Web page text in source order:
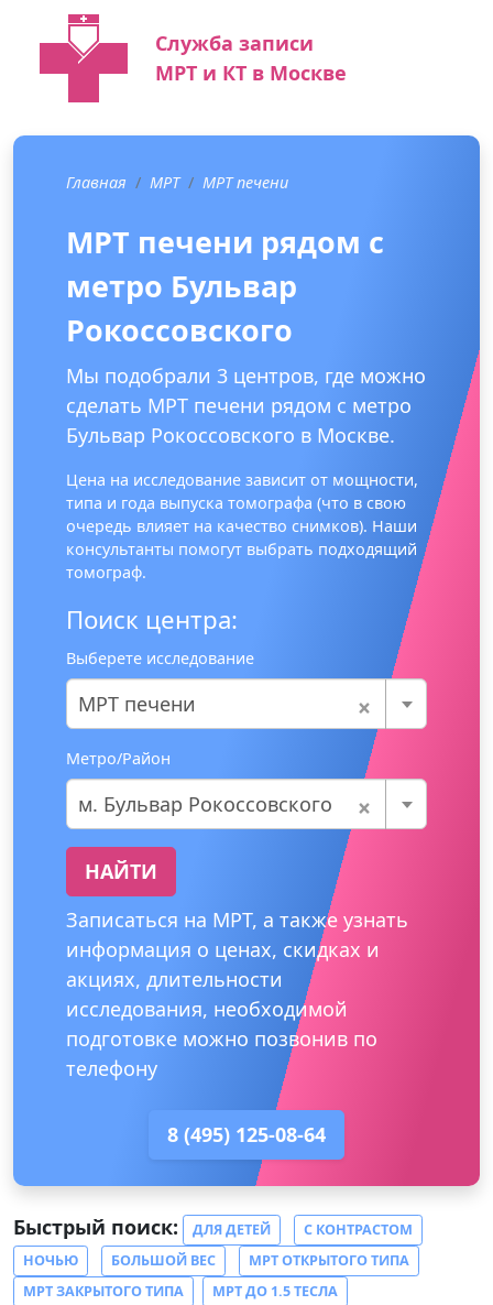
Служба записи
МРТ и КТ в Москве
Главная МРТ МРТ печени
МРТ печени рядом с
метро Бульвар
Рокоссовского
Мы подобрали 3 центров, где можно
сделать МРТ печени рядом с метро
Бульвар Рокоссовского в Москве.
Цена на исследование зависит от мощности,
типа и года выпуска томографа (что в свою
очередь влияет на качество снимков). Наши
консультанты помогут выбрать подходящий
томограф.
Поиск центра:
Выберете исследование
×
МРТ печени
Метро/Район
×
м. Бульвар Рокоссовского
НАЙТИ
Записаться на МРТ, а также узнать
информация о ценах, скидках и
акциях, длительности
исследования, необходимой
подготовке можно позвонив по
телефону
8 (495) 125-08-64
Быстрый поиск: ДЛЯ ДЕТЕЙ
С КОНТРАСТОМ
НОЧЬЮ
БОЛЬШОЙ ВЕС
МРТ ОТКРЫТОГО ТИПА
МРТ ЗАКРЫТОГО ТИПА
МРТ ДО 1.5 ТЕСЛА